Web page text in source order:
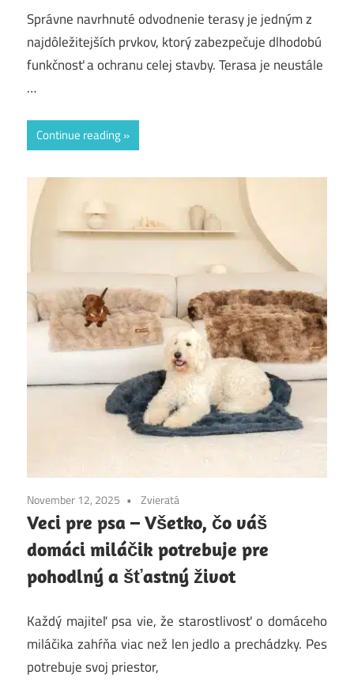
Správne navrhnuté odvodnenie terasy je jedným z
najdôležitejších prvkov, ktorý zabezpečuje dlhodobú
funkčnosť a ochranu celej stavby. Terasa je neustále
…
Continue reading
November 12, 2025 Zvieratá
Veci pre psa – Všetko, čo váš
domáci miláčik potrebuje pre
pohodlný a šťastný život
Každý majiteľ psa vie, že starostlivosť o domáceho
miláčika zahŕňa viac než len jedlo a prechádzky. Pes
potrebuje svoj priestor,